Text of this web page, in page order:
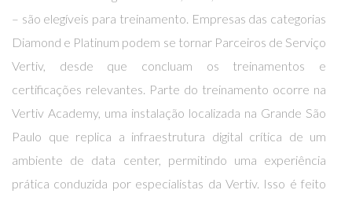
– são elegíveis para treinamento. Empresas das categorias
Diamond e Platinum podem se tornar Parceiros de Serviço
Vertiv, desde que concluam os treinamentos e
certificações relevantes. Parte do treinamento ocorre na
Vertiv Academy, uma instalação localizada na Grande São
Paulo que replica a infraestrutura digital crítica de um
ambiente de data center, permitindo uma experiência
prática conduzida por especialistas da Vertiv. Isso é feito